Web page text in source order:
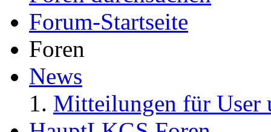
Forum-Startseite
Foren
News
Mitteilungen für User